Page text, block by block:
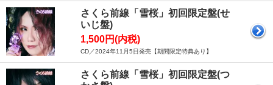
さくら前線「雪桜」初回限定盤(せ
いじ盤)
1,500円(内税)
CD／2024年11月5日発売【期間限定特典あり】
さくら前線「雪桜」初回限定盤(つ